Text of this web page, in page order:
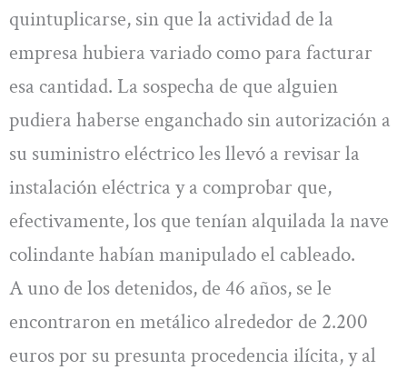
quintuplicarse, sin que la actividad de la
empresa hubiera variado como para facturar
esa cantidad. La sospecha de que alguien
pudiera haberse enganchado sin autorización a
su suministro eléctrico les llevó a revisar la
instalación eléctrica y a comprobar que,
efectivamente, los que tenían alquilada la nave
colindante habían manipulado el cableado.
A uno de los detenidos, de 46 años, se le
encontraron en metálico alrededor de 2.200
euros por su presunta procedencia ilícita, y al